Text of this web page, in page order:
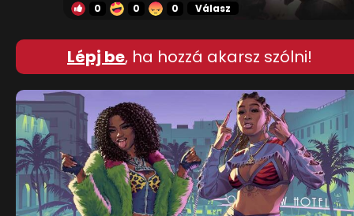
0 0 0 Válasz
Lépj be, ha hozzá akarsz szólni!